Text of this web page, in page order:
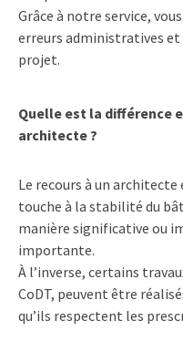
Grâce à notre service,
erreurs administratives et
projet.
Quelle est la différence
architecte ?
Le recours à un architecte
touche à la stabilité du
manière significative ou
importante.
À l’inverse, certains
CoDT, peuvent être
qu’ils respectent les